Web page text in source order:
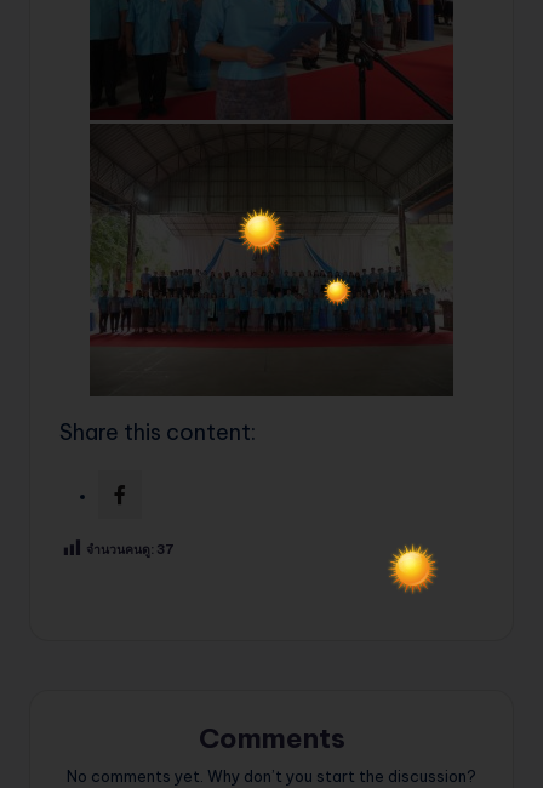
Share this content:
จำนวนคนดู: 37
Comments
No comments yet. Why don’t you start the discussion?